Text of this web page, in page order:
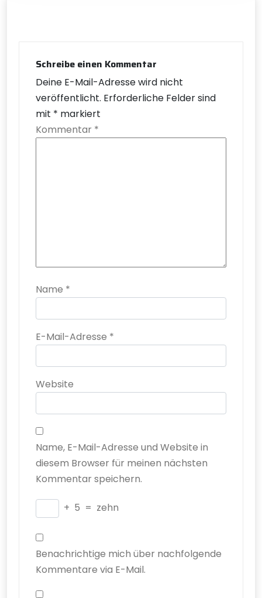
Schreibe einen Kommentar
Deine E-Mail-Adresse wird nicht
veröffentlicht. Erforderliche Felder sind
mit * markiert
Kommentar *
Name *
E-Mail-Adresse *
Website
Name, E-Mail-Adresse und Website in
diesem Browser für meinen nächsten
Kommentar speichern.
+ 5 = zehn
Benachrichtige mich über nachfolgende
Kommentare via E-Mail.